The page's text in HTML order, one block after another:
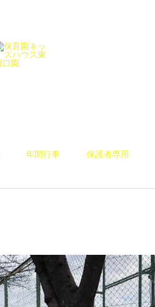
年間行事 保護者専用